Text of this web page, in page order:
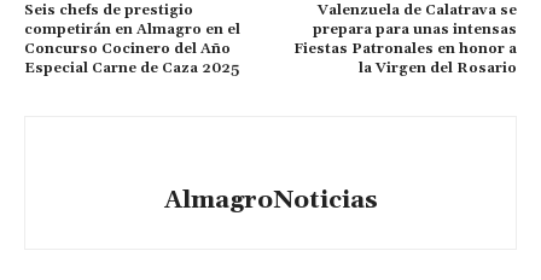
Seis chefs de prestigio
competirán en Almagro en el
Concurso Cocinero del Año
Especial Carne de Caza 2025
Valenzuela de Calatrava se
prepara para unas intensas
Fiestas Patronales en honor a
la Virgen del Rosario
AlmagroNoticias